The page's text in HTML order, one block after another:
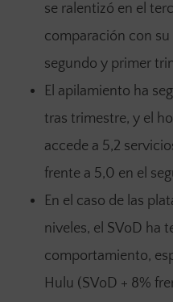
se ralentizó en el
comparación con
segundo y primer
El apilamiento ha
tras trimestre, y el
accede a 5,2
frente a 5,0 en el
En el caso de las
niveles, el SVoD ha
comportamiento,
Hulu (SVoD + 8%